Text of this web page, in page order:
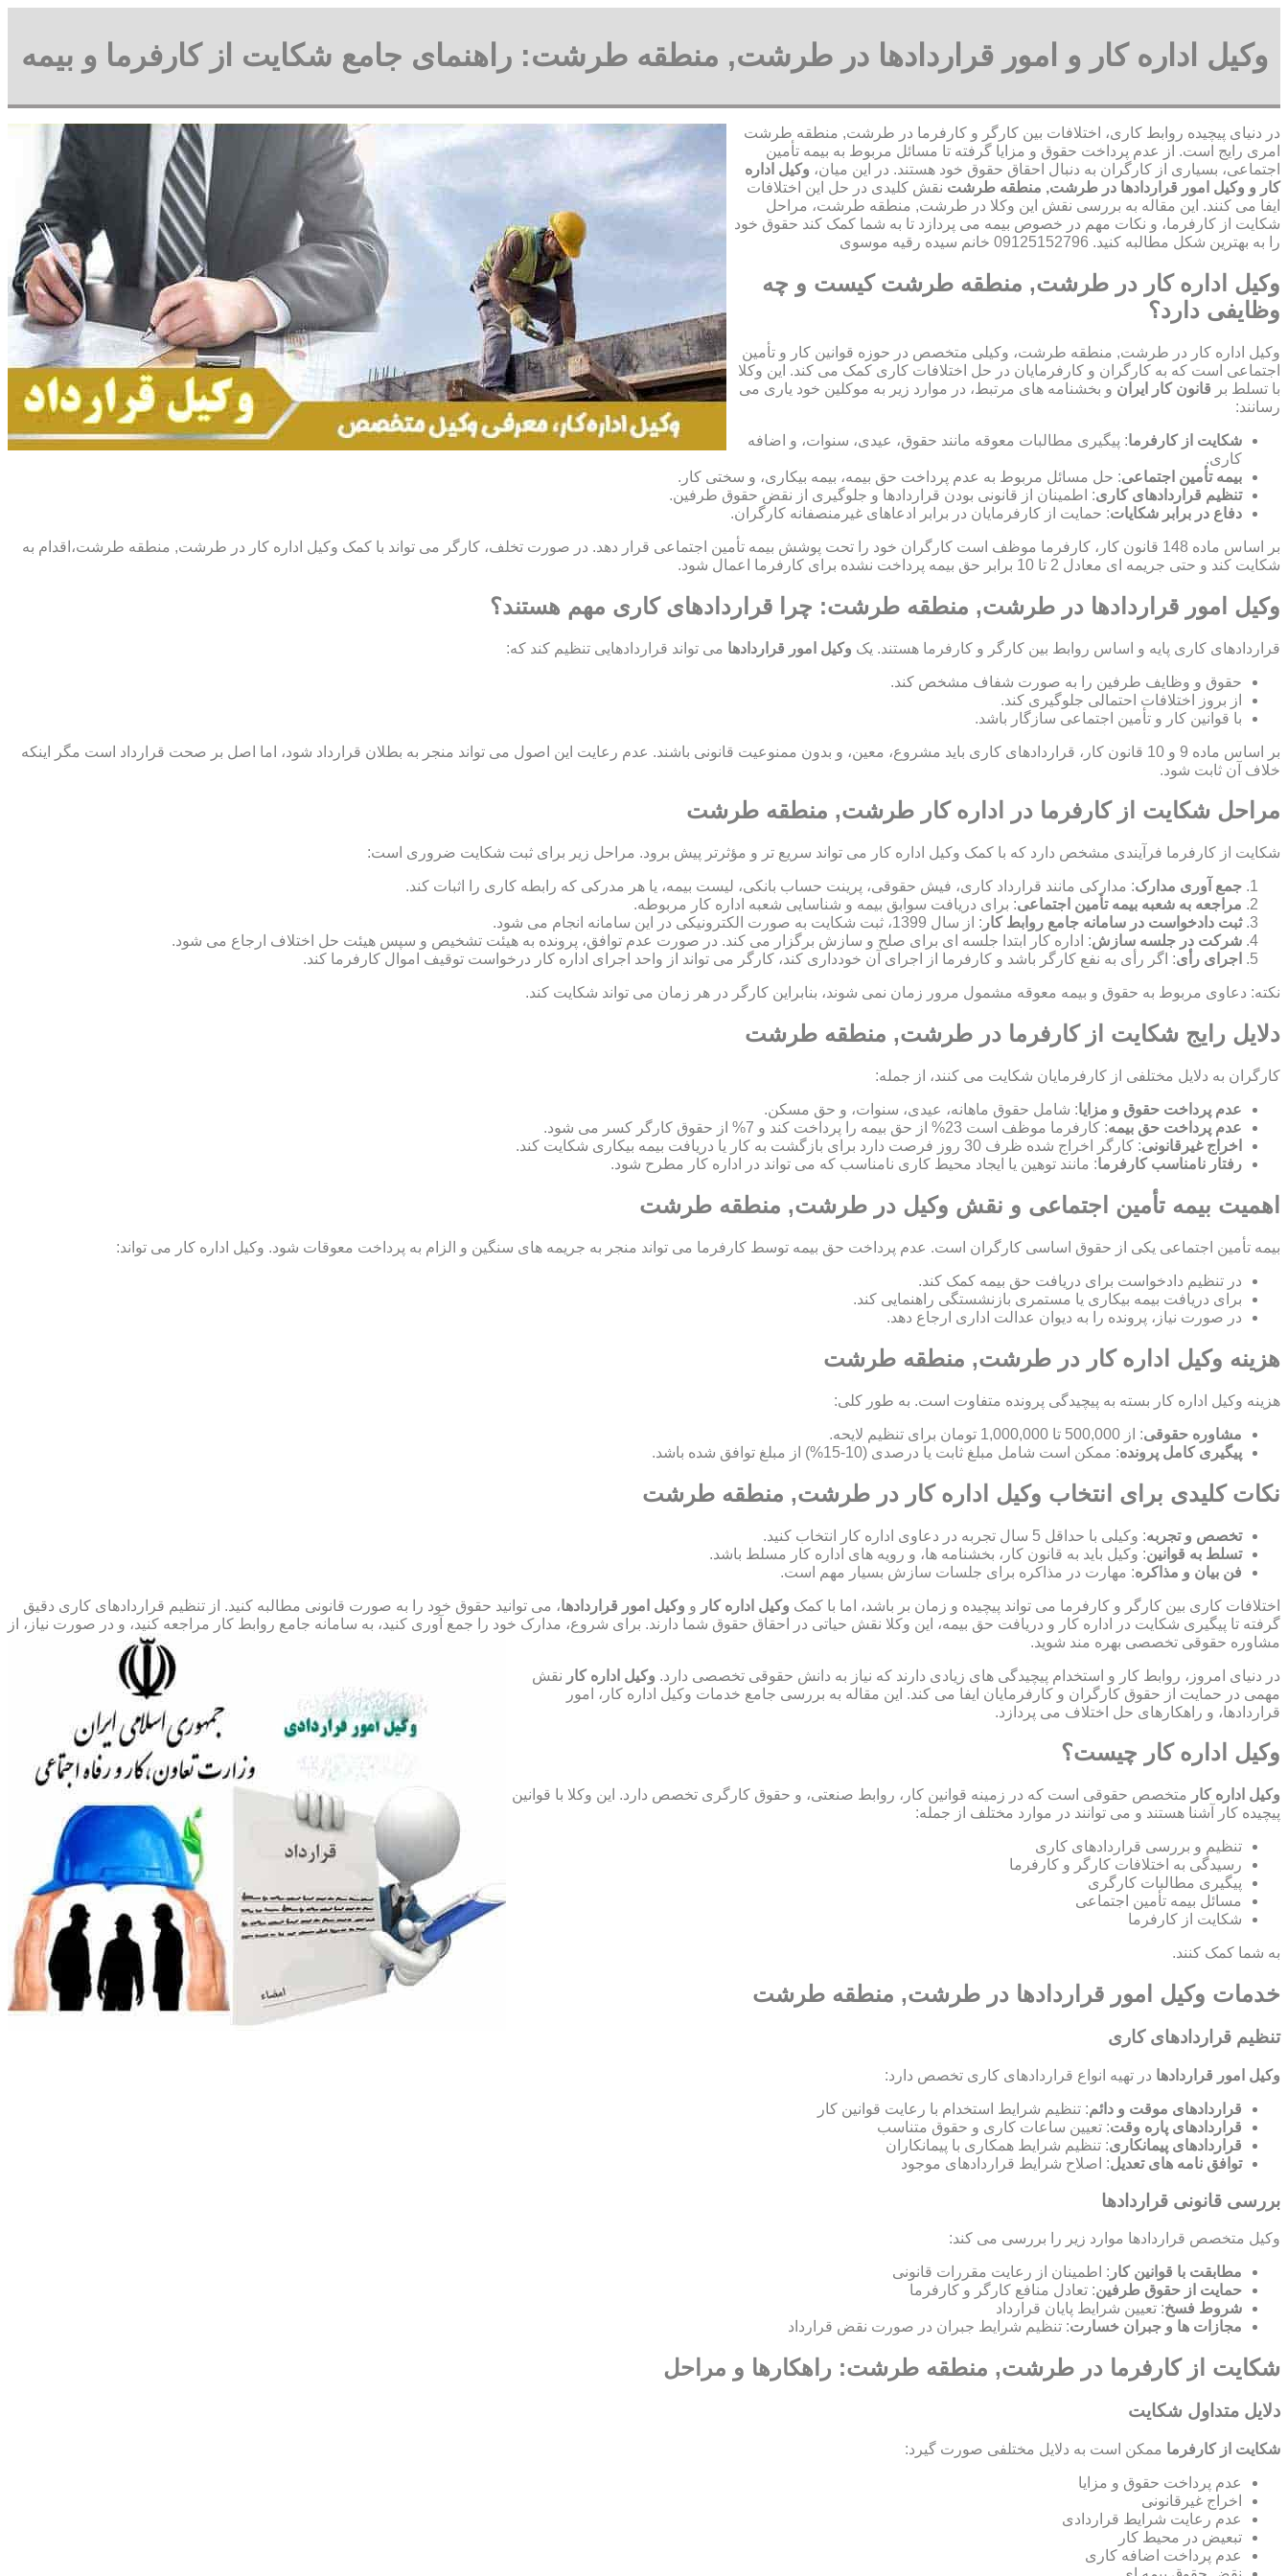
وکیل اداره کار و امور قراردادها در طرشت, منطقه طرشت: راهنمای جامع شکایت از کارفرما و بیمه
در دنیای پیچیده روابط کاری، اختلافات بین کارگر و کارفرما در طرشت, منطقه طرشت
امری رایج است. از عدم پرداخت حقوق و مزایا گرفته تا مسائل مربوط به بیمه تأمین
اجتماعی، بسیاری از کارگران به دنبال احقاق حقوق خود هستند. در این میان، وکیل اداره
کار و وکیل امور قراردادها در طرشت, منطقه طرشت نقش کلیدی در حل این اختلافات
ایفا می کنند. این مقاله به بررسی نقش این وکلا در طرشت, منطقه طرشت، مراحل
شکایت از کارفرما، و نکات مهم در خصوص بیمه می پردازد تا به شما کمک کند حقوق خود
را به بهترین شکل مطالبه کنید. 09125152796 خانم سیده رقیه موسوی
وکیل اداره کار در طرشت, منطقه طرشت کیست و چه
وظایفی دارد؟
وکیل اداره کار در طرشت, منطقه طرشت، وکیلی متخصص در حوزه قوانین کار و تأمین
اجتماعی است که به کارگران و کارفرمایان در حل اختلافات کاری کمک می کند. این وکلا
با تسلط بر قانون کار ایران و بخشنامه های مرتبط، در موارد زیر به موکلین خود یاری می
رسانند:
شکایت از کارفرما: پیگیری مطالبات معوقه مانند حقوق، عیدی، سنوات، و اضافه
کاری.
بیمه تأمین اجتماعی: حل مسائل مربوط به عدم پرداخت حق بیمه، بیمه بیکاری، و سختی کار.
تنظیم قراردادهای کاری: اطمینان از قانونی بودن قراردادها و جلوگیری از نقض حقوق طرفین.
دفاع در برابر شکایات: حمایت از کارفرمایان در برابر ادعاهای غیرمنصفانه کارگران.
بر اساس ماده 148 قانون کار، کارفرما موظف است کارگران خود را تحت پوشش بیمه تأمین اجتماعی قرار دهد. در صورت تخلف، کارگر می تواند با کمک وکیل اداره کار در طرشت, منطقه طرشت،اقدام به
شکایت کند و حتی جریمه ای معادل 2 تا 10 برابر حق بیمه پرداخت نشده برای کارفرما اعمال شود.
وکیل امور قراردادها در طرشت, منطقه طرشت: چرا قراردادهای کاری مهم هستند؟
قراردادهای کاری پایه و اساس روابط بین کارگر و کارفرما هستند. یک وکیل امور قراردادها می تواند قراردادهایی تنظیم کند که:
حقوق و وظایف طرفین را به صورت شفاف مشخص کند.
از بروز اختلافات احتمالی جلوگیری کند.
با قوانین کار و تأمین اجتماعی سازگار باشد.
بر اساس ماده 9 و 10 قانون کار، قراردادهای کاری باید مشروع، معین، و بدون ممنوعیت قانونی باشند. عدم رعایت این اصول می تواند منجر به بطلان قرارداد شود، اما اصل بر صحت قرارداد است مگر اینکه
خلاف آن ثابت شود.
مراحل شکایت از کارفرما در اداره کار طرشت, منطقه طرشت
شکایت از کارفرما فرآیندی مشخص دارد که با کمک وکیل اداره کار می تواند سریع تر و مؤثرتر پیش برود. مراحل زیر برای ثبت شکایت ضروری است:
جمع آوری مدارک: مدارکی مانند قرارداد کاری، فیش حقوقی، پرینت حساب بانکی، لیست بیمه، یا هر مدرکی که رابطه کاری را اثبات کند.
مراجعه به شعبه بیمه تأمین اجتماعی: برای دریافت سوابق بیمه و شناسایی شعبه اداره کار مربوطه.
ثبت دادخواست در سامانه جامع روابط کار : از سال 1399، ثبت شکایت به صورت الکترونیکی در این سامانه انجام می شود.
شرکت در جلسه سازش: اداره کار ابتدا جلسه ای برای صلح و سازش برگزار می کند. در صورت عدم توافق، پرونده به هیئت تشخیص و سپس هیئت حل اختلاف ارجاع می شود.
اجرای رأی: اگر رأی به نفع کارگر باشد و کارفرما از اجرای آن خودداری کند، کارگر می تواند از واحد اجرای اداره کار درخواست توقیف اموال کارفرما کند.
نکته: دعاوی مربوط به حقوق و بیمه معوقه مشمول مرور زمان نمی شوند، بنابراین کارگر در هر زمان می تواند شکایت کند.
دلایل رایج شکایت از کارفرما در طرشت, منطقه طرشت
کارگران به دلایل مختلفی از کارفرمایان شکایت می کنند، از جمله:
عدم پرداخت حقوق و مزایا: شامل حقوق ماهانه، عیدی، سنوات، و حق مسکن.
عدم پرداخت حق بیمه: کارفرما موظف است 23% از حق بیمه را پرداخت کند و 7% از حقوق کارگر کسر می شود.
اخراج غیرقانونی: کارگر اخراج شده ظرف 30 روز فرصت دارد برای بازگشت به کار یا دریافت بیمه بیکاری شکایت کند.
رفتار نامناسب کارفرما: مانند توهین یا ایجاد محیط کاری نامناسب که می تواند در اداره کار مطرح شود.
اهمیت بیمه تأمین اجتماعی و نقش وکیل در طرشت, منطقه طرشت
بیمه تأمین اجتماعی یکی از حقوق اساسی کارگران است. عدم پرداخت حق بیمه توسط کارفرما می تواند منجر به جریمه های سنگین و الزام به پرداخت معوقات شود. وکیل اداره کار می تواند:
در تنظیم دادخواست برای دریافت حق بیمه کمک کند.
برای دریافت بیمه بیکاری یا مستمری بازنشستگی راهنمایی کند.
در صورت نیاز، پرونده را به دیوان عدالت اداری ارجاع دهد.
هزینه وکیل اداره کار در طرشت, منطقه طرشت
هزینه وکیل اداره کار بسته به پیچیدگی پرونده متفاوت است. به طور کلی:
مشاوره حقوقی: از 500,000 تا 1,000,000 تومان برای تنظیم لایحه.
پیگیری کامل پرونده: ممکن است شامل مبلغ ثابت یا درصدی (10-15%) از مبلغ توافق شده باشد.
نکات کلیدی برای انتخاب وکیل اداره کار در طرشت, منطقه طرشت
تخصص و تجربه: وکیلی با حداقل 5 سال تجربه در دعاوی اداره کار انتخاب کنید.
تسلط به قوانین: وکیل باید به قانون کار، بخشنامه ها، و رویه های اداره کار مسلط باشد.
فن بیان و مذاکره: مهارت در مذاکره برای جلسات سازش بسیار مهم است.
اختلافات کاری بین کارگر و کارفرما می تواند پیچیده و زمان بر باشد، اما با کمک وکیل اداره کار و وکیل امور قراردادها، می توانید حقوق خود را به صورت قانونی مطالبه کنید. از تنظیم قراردادهای کاری دقیق
گرفته تا پیگیری شکایت در اداره کار و دریافت حق بیمه، این وکلا نقش حیاتی در احقاق حقوق شما دارند. برای شروع، مدارک خود را جمع آوری کنید، به سامانه جامع روابط کار مراجعه کنید، و در صورت نیاز، از
مشاوره حقوقی تخصصی بهره مند شوید.
در دنیای امروز، روابط کار و استخدام پیچیدگی های زیادی دارند که نیاز به دانش حقوقی تخصصی دارد. وکیل اداره کار نقش
مهمی در حمایت از حقوق کارگران و کارفرمایان ایفا می کند. این مقاله به بررسی جامع خدمات وکیل اداره کار، امور
قراردادها، و راهکارهای حل اختلاف می پردازد.
وکیل اداره کار چیست؟
وکیل اداره کار متخصص حقوقی است که در زمینه قوانین کار، روابط صنعتی، و حقوق کارگری تخصص دارد. این وکلا با قوانین
پیچیده کار آشنا هستند و می توانند در موارد مختلف از جمله:
تنظیم و بررسی قراردادهای کاری
رسیدگی به اختلافات کارگر و کارفرما
پیگیری مطالبات کارگری
مسائل بیمه تأمین اجتماعی
شکایت از کارفرما
به شما کمک کنند.
خدمات وکیل امور قراردادها در طرشت, منطقه طرشت
تنظیم قراردادهای کاری
وکیل امور قراردادها در تهیه انواع قراردادهای کاری تخصص دارد:
قراردادهای موقت و دائم: تنظیم شرایط استخدام با رعایت قوانین کار
قراردادهای پاره وقت: تعیین ساعات کاری و حقوق متناسب
قراردادهای پیمانکاری: تنظیم شرایط همکاری با پیمانکاران
توافق نامه های تعدیل: اصلاح شرایط قراردادهای موجود
بررسی قانونی قراردادها
وکیل متخصص قراردادها موارد زیر را بررسی می کند:
مطابقت با قوانین کار : اطمینان از رعایت مقررات قانونی
حمایت از حقوق طرفین: تعادل منافع کارگر و کارفرما
شروط فسخ: تعیین شرایط پایان قرارداد
مجازات ها و جبران خسارت: تنظیم شرایط جبران در صورت نقض قرارداد
شکایت از کارفرما در طرشت, منطقه طرشت: راهکارها و مراحل
دلایل متداول شکایت
شکایت از کارفرما ممکن است به دلایل مختلفی صورت گیرد:
عدم پرداخت حقوق و مزایا
اخراج غیرقانونی
عدم رعایت شرایط قراردادی
تبعیض در محیط کار
عدم پرداخت اضافه کاری